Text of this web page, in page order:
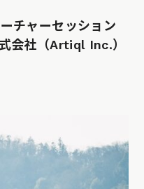
チャーセッション
会社（Artiql Inc.）